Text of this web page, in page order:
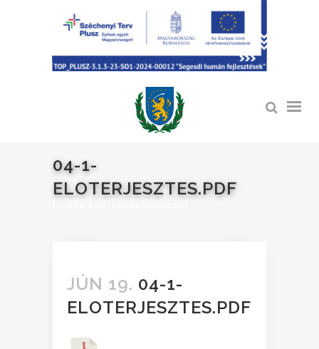
04-1-
ELOTERJESZTES.PDF
JÚN 19. 04-1-
ELOTERJESZTES.PDF